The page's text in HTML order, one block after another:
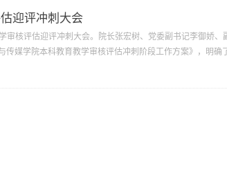
迎评冲刺大会
审核评估迎评冲刺大会。院长张宏树、党委副书记李御娇
媒学院本科教育教学审核评估冲刺阶段工作方案》，明确